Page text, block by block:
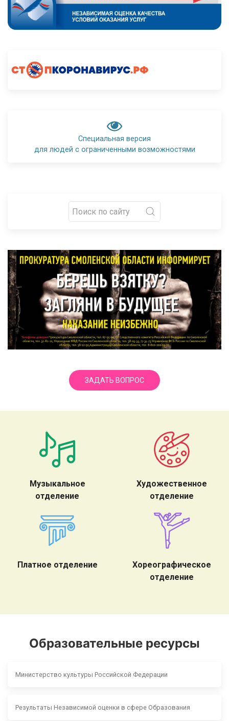
Специальная версия
для людей с ограниченными возможностями
ЗАДАТЬ ВОПРОС
Музыкальное
отделение
Художественное
отделение
Платное отделение
Хореографическое
отделение
Образовательные ресурсы
Министерство культуры Российской Федерации
Результаты Независимой оценки в сфере Образования